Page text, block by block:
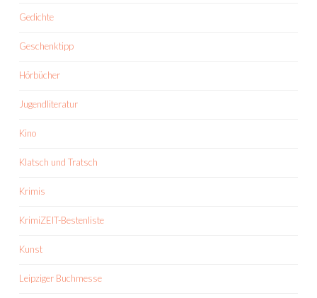
Gedichte
Geschenktipp
Hörbücher
Jugendliteratur
Kino
Klatsch und Tratsch
Krimis
KrimiZEIT-Bestenliste
Kunst
Leipziger Buchmesse